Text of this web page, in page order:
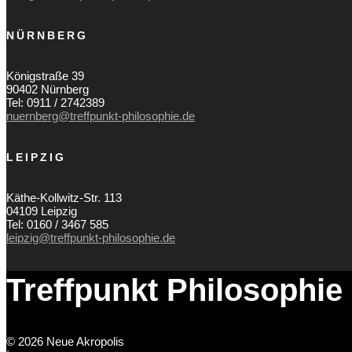
NÜRNBERG
Königstraße 39
90402 Nürnberg
Tel: 0911 / 2742389
nuernberg@treffpunkt-philosophie.de
LEIPZIG
Käthe-Kollwitz-Str. 113
04109 Leipzig
Tel: 0160 / 3467 585
leipzig@treffpunkt-philosophie.de
Treffpunkt Philosophie
© 2026 Neue Akropolis